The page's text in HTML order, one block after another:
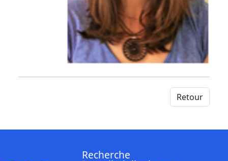
Retour
Recherche